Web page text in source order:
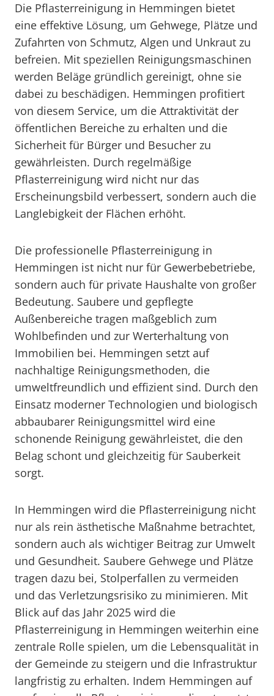
Die Pflasterreinigung in Hemmingen bietet
eine effektive Lösung, um Gehwege, Plätze und
Zufahrten von Schmutz, Algen und Unkraut zu
befreien. Mit speziellen Reinigungsmaschinen
werden Beläge gründlich gereinigt, ohne sie
dabei zu beschädigen. Hemmingen profitiert
von diesem Service, um die Attraktivität der
öffentlichen Bereiche zu erhalten und die
Sicherheit für Bürger und Besucher zu
gewährleisten. Durch regelmäßige
Pflasterreinigung wird nicht nur das
Erscheinungsbild verbessert, sondern auch die
Langlebigkeit der Flächen erhöht.
Die professionelle Pflasterreinigung in
Hemmingen ist nicht nur für Gewerbebetriebe,
sondern auch für private Haushalte von großer
Bedeutung. Saubere und gepflegte
Außenbereiche tragen maßgeblich zum
Wohlbefinden und zur Werterhaltung von
Immobilien bei. Hemmingen setzt auf
nachhaltige Reinigungsmethoden, die
umweltfreundlich und effizient sind. Durch den
Einsatz moderner Technologien und biologisch
abbaubarer Reinigungsmittel wird eine
schonende Reinigung gewährleistet, die den
Belag schont und gleichzeitig für Sauberkeit
sorgt.
In Hemmingen wird die Pflasterreinigung nicht
nur als rein ästhetische Maßnahme betrachtet,
sondern auch als wichtiger Beitrag zur Umwelt
und Gesundheit. Saubere Gehwege und Plätze
tragen dazu bei, Stolperfallen zu vermeiden
und das Verletzungsrisiko zu minimieren. Mit
Blick auf das Jahr 2025 wird die
Pflasterreinigung in Hemmingen weiterhin eine
zentrale Rolle spielen, um die Lebensqualität in
der Gemeinde zu steigern und die Infrastruktur
langfristig zu erhalten. Indem Hemmingen auf